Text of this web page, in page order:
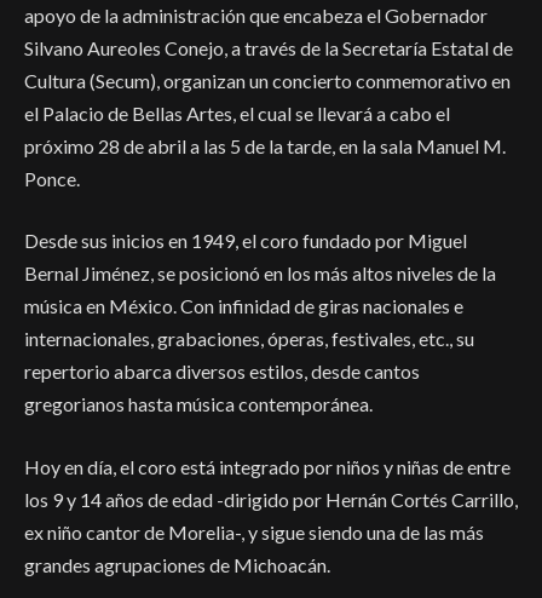
apoyo de la administración que encabeza el Gobernador
Silvano Aureoles Conejo, a través de la Secretaría Estatal de
Cultura (Secum), organizan un concierto conmemorativo en
el Palacio de Bellas Artes, el cual se llevará a cabo el
próximo 28 de abril a las 5 de la tarde, en la sala Manuel M.
Ponce.
Desde sus inicios en 1949, el coro fundado por Miguel
Bernal Jiménez, se posicionó en los más altos niveles de la
música en México. Con infinidad de giras nacionales e
internacionales, grabaciones, óperas, festivales, etc., su
repertorio abarca diversos estilos, desde cantos
gregorianos hasta música contemporánea.
Hoy en día, el coro está integrado por niños y niñas de entre
los 9 y 14 años de edad -dirigido por Hernán Cortés Carrillo,
ex niño cantor de Morelia-, y sigue siendo una de las más
grandes agrupaciones de Michoacán.